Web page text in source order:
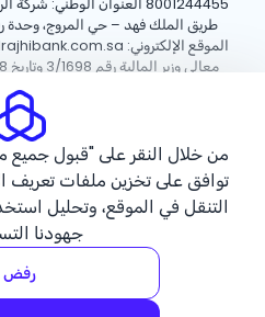
وإشراف البنك
حقوق الطبع والنشر ©2026 مصرف الراجحي.
سياسة ملفات تعريف الارتباطسياسةمن خلال النقر على "قبول جميع
توافق على تخزين ملفات تعريف
التنقل في الموقع، وتحليل
جهودنا
رفض